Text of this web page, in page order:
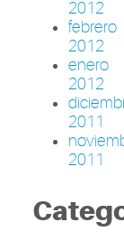
2012
febrero
2012
enero
2012
2011
2011